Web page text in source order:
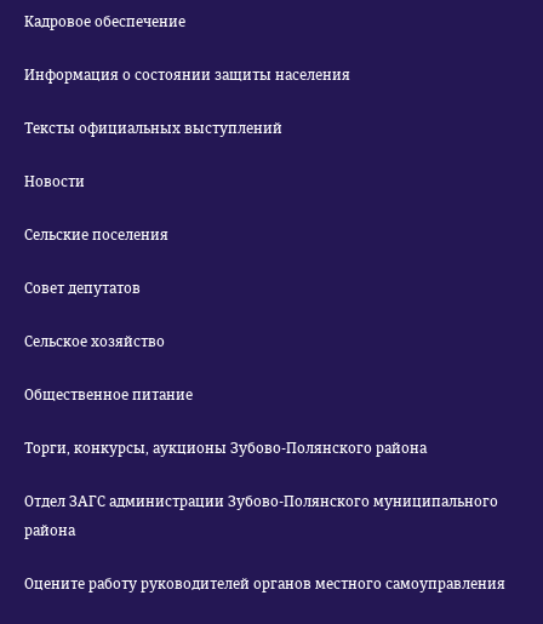
Кадровое обеспечение
Информация о состоянии защиты населения
Тексты официальных выступлений
Новости
Сельские поселения
Совет депутатов
Сельское хозяйство
Общественное питание
Торги, конкурсы, аукционы Зубово-Полянского района
Отдел ЗАГС администрации Зубово-Полянского муниципального
района
Оцените работу руководителей органов местного самоуправления